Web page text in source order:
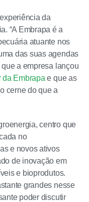
da
“A Embrapa é a
atuante nos
das suas agendas
a empresa lançou
da Embrapa e que as
cerne do que a
centro que
no
e novos ativos
de inovação em
e bioprodutos.
grandes nesse
poder discutir